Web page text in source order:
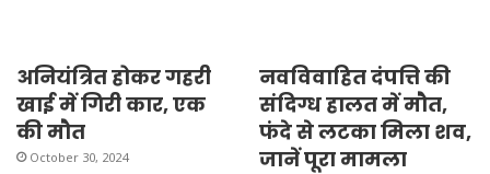
अनियंत्रित होकर गहरी
खाई में गिरी कार, एक
की मौत
October 30, 2024
नवविवाहित दंपत्ति की
संदिग्ध हालत में मौत,
फंदे से लटका मिला शव,
जानें पूरा मामला